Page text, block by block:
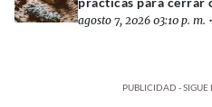
agosto 7, 2026 03:10 p. m. •
PUBLICIDAD -